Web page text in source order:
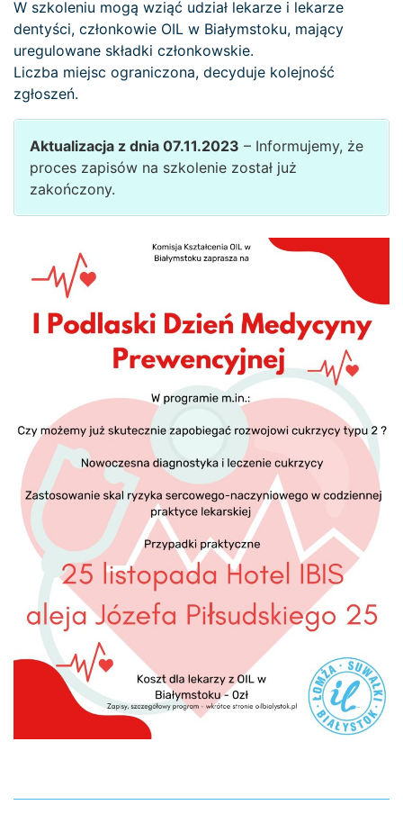
W szkoleniu mogą wziąć udział lekarze i lekarze
dentyści, członkowie OIL w Białymstoku, mający
uregulowane składki członkowskie.
Liczba miejsc ograniczona, decyduje kolejność
zgłoszeń.
Aktualizacja z dnia 07.11.2023 – Informujemy, że
proces zapisów na szkolenie został już
zakończony.